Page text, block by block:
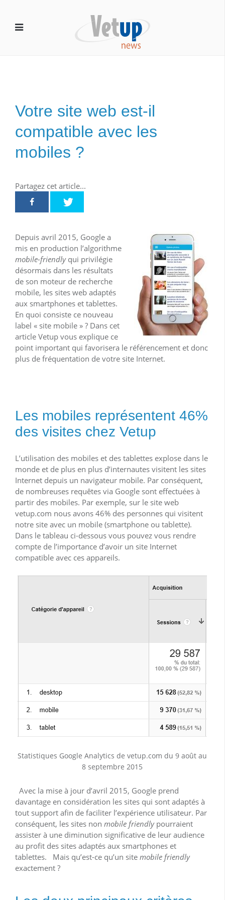
Votre site web est-il
compatible avec les
mobiles ?
Partagez cet article...
Depuis avril 2015, Google a
mis en production l’algorithme
mobile-friendlyqui privilégie
désormais dans les résultats
de son moteur de recherche
mobile, les sites web adaptés
aux smartphones et tablettes.
En quoi consiste ce nouveau
label « site mobile » ? Dans cet
article Vetup vous explique ce
point important qui favorisera le référencement et donc
plus de fréquentation de votre site Internet.
Les mobiles représentent 46%
des visites chez Vetup
L’utilisation des mobiles et des tablettes explose dans le
monde et de plus en plus d’internautes visitent les sites
Internet depuis un navigateur mobile. Par conséquent,
de nombreuses requêtes via Google sont effectuées à
partir des mobiles. Par exemple, sur le site web
vetup.com nous avons 46% des personnes qui visitent
notre site avec un mobile (smartphone ou tablette).
Dans le tableau ci-dessous vous pouvez vous rendre
compte de l’importance d’avoir un site Internet
compatible avec ces appareils.
Statistiques Google Analytics de vetup.com du 9 août au
8 septembre 2015
Avec la mise à jour d’avril 2015, Google prend
davantage en considération les sites qui sont adaptés à
tout support afin de faciliter l’expérience utilisateur. Par
conséquent, les sites non mobile friendlypourraient
assister à une diminution significative de leur audience
au profit des sites adaptés aux smartphones et
tablettes. Mais qu’est-ce qu’un site mobile friendly
exactement ?